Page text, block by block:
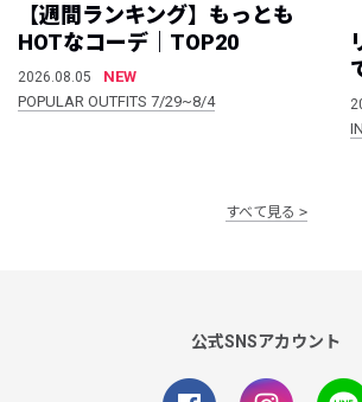
【週間ランキング】もっとも
HOTなコーデ｜TOP20
2026.08.05
NEW
POPULAR OUTFITS 7/29~8/4
すべて見る
公式SNSアカウント